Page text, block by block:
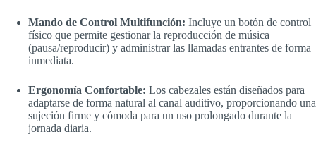
Mando de Control Multifunción: Incluye un botón de control
físico que permite gestionar la reproducción de música
(pausa/reproducir) y administrar las llamadas entrantes de forma
inmediata.
Ergonomía Confortable: Los cabezales están diseñados para
adaptarse de forma natural al canal auditivo, proporcionando una
sujeción firme y cómoda para un uso prolongado durante la
jornada diaria.